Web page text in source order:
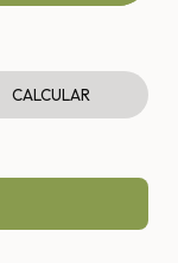
CALCULAR